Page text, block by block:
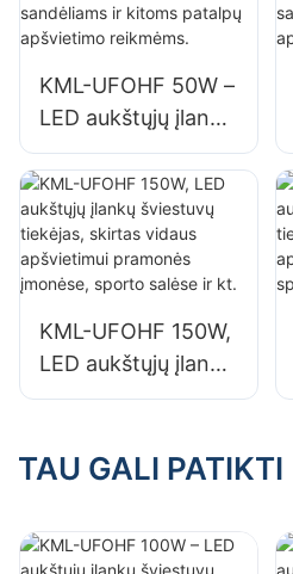
gamyklų pastatai ir
KML-UFOHF 50W –
LED aukštųjų įlankų
šviestuvų tiekėjas
pramonės
įmonėms,
sandėliams ir
kitoms patalpų
reikmėms.
KML-UFOHF 150W,
LED aukštųjų įlankų
šviestuvų tiekėjas,
apšvietimui
sporto salėse ir kt.
TAU GALI PATIKTI